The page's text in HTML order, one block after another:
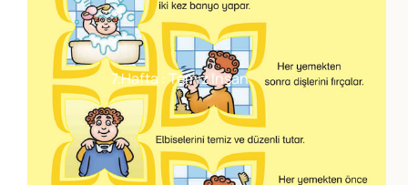
7.Hafta : Temiz Insan